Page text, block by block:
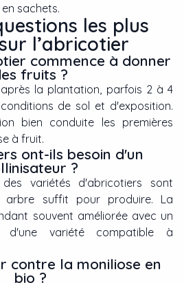
sachets.
les plus
l’abricotier
commence à donner
fruits ?
la plantation, parfois 2 à 4
de sol et d'exposition.
bien conduite les premières
à fruit.
ont-ils besoin d'un
?
variétés d'abricotiers sont
arbre suffit pour produire. La
souvent améliorée avec un
d'une variété compatible à
contre la moniliose en
bio ?